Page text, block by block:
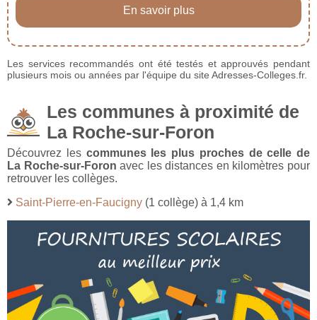
En savoir plus
Les services recommandés ont été testés et approuvés pendant
plusieurs mois ou années par l'équipe du site Adresses-Colleges.fr.
Les communes à proximité de
La Roche-sur-Foron
Découvrez les communes les plus proches de celle de
La Roche-sur-Foron avec les distances en kilomètres pour
retrouver les collèges.
Saint-Pierre-en-Faucigny (1 collège) à 1,4 km